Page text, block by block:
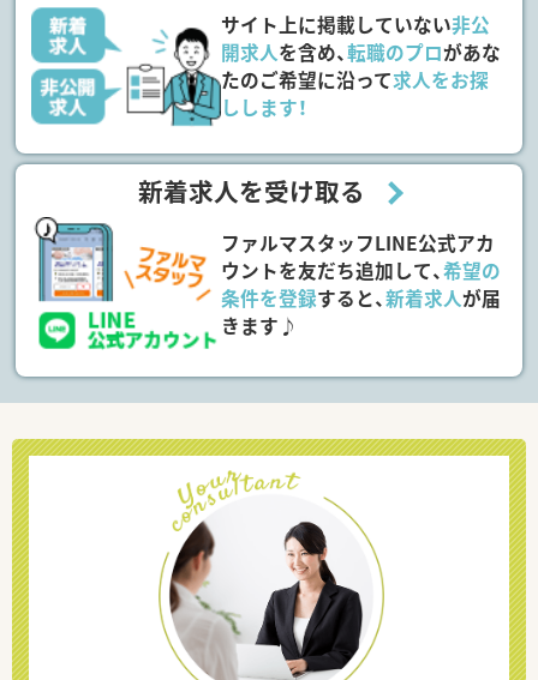
サイト上に掲載していない非公
開求人を含め、転職のプロがあな
たのご希望に沿って求人をお探
しします！
新着求人を受け取る
ファルマスタッフLINE公式アカ
ウントを友だち追加して、希望の
条件を登録すると、新着求人が届
きます♪